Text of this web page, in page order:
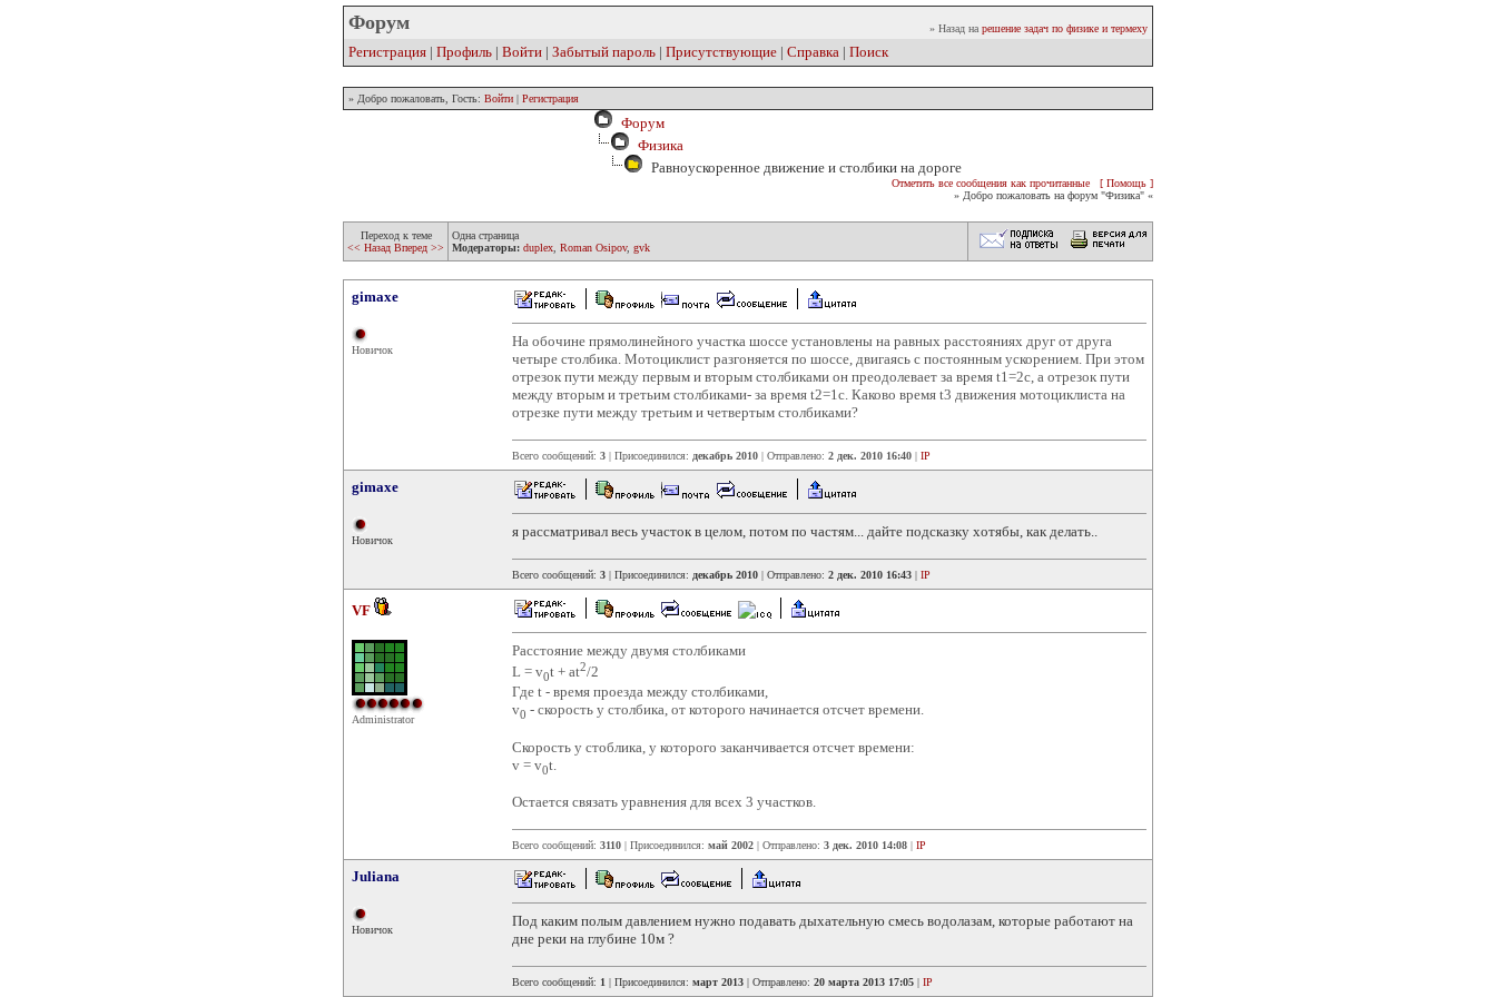
Форум » Назад на решение задач по физике и термеху
Регистрация | Профиль | Войти | Забытый пароль | Присутствующие | Справка | Поиск
» Добро пожаловать, Гость: Войти | Регистрация
Форум
Физика
Равноускоренное движение и столбики на дороге
Отметить все сообщения как прочитанные
[ Помощь ]
» Добро пожаловать на форум "Физика" «
Переход к теме
<< Назад Вперед >>
Одна страница
Модераторы: duplex Roman Osipov, gvk
gimaxe
Новичок
На обочине прямолинейного участка шоссе установлены на равных расстояниях друг от друга
четыре столбика. Мотоциклист разгоняется по шоссе, двигаясь с постоянным ускорением. При этом
отрезок пути между первым и вторым столбиками он преодолевает за время t1=2c, а отрезок пути
между вторым и третьим столбиками- за время t2=1c. Каково время t3 движения мотоциклиста на
отрезке пути между третьим и четвертым столбиками?
Всего сообщений: 3 | Присоединился: декабрь 2010 | Отправлено: 2 дек. 2010 16:40 | IP
gimaxe
Новичок
я рассматривал весь участок в целом, потом по частям... дайте подсказку хотябы, как делать..
Всего сообщений: 3 | Присоединился: декабрь 2010 | Отправлено: 2 дек. 2010 16:43 | IP
VF
Administrator
Расстояние между двумя столбиками
L = v0t + at2/2
Где t - время проезда между столбиками,
v0 - скорость у столбика, от которого начинается отсчет времени.
Скорость у стоблика, у которого заканчивается отсчет времени:
v = v0t.
Остается связать уравнения для всех 3 участков.
Всего сообщений: 3110 | Присоединился: май 2002 | Отправлено: 3 дек. 2010 14:08 | IP
Juliana
Новичок
Под каким полым давлением нужно подавать дыхательную смесь водолазам, которые работают на
дне реки на глубине 10м ?
Всего сообщений: 1 | Присоединился: март 2013 | Отправлено: 20 марта 2013 17:05 | IP